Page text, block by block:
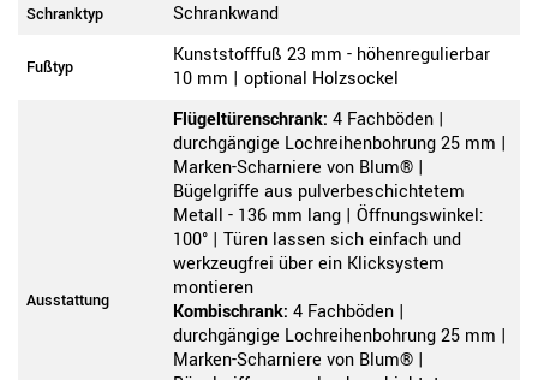
Schranktyp Schrankwand
Fußtyp
Kunststofffuß 23 mm - höhenregulierbar
10 mm | optional Holzsockel
Ausstattung
Flügeltürenschrank: 4 Fachböden |
durchgängige Lochreihenbohrung 25 mm |
Marken-Scharniere von Blum® |
Bügelgriffe aus pulverbeschichtetem
Metall - 136 mm lang | Öffnungswinkel:
100° | Türen lassen sich einfach und
werkzeugfrei über ein Klicksystem
montieren
Kombischrank: 4 Fachböden |
durchgängige Lochreihenbohrung 25 mm |
Marken-Scharniere von Blum® |